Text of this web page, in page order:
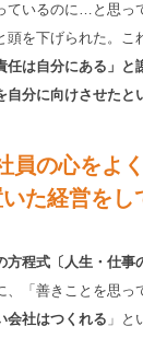
ているのに…と思っ
頭を下げられた。こ
任は自分にある」
自分に向けさせたと
員の心をよ
た経営をし
方程式〔人生・仕
、「善きことを思っ
会社はつくれる 」と